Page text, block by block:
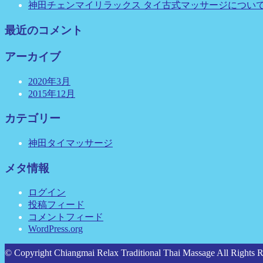
神田チェンマイリラックス タイ古式マッサージについ
最近のコメント
アーカイブ
2020年3月
2015年12月
カテゴリー
神田タイマッサージ
メタ情報
ログイン
投稿フィード
コメントフィード
WordPress.org
© Copyright Chiangmai Relax Traditional Thai Massage All Rights